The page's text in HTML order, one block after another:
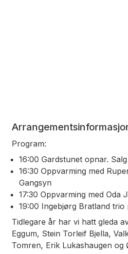
Program:
16:00 Gardstunet opnar.
16:30 Oppvarming med
Gangsyn
17:30 Oppvarming med Oda
19:00 Ingebjørg Bratland trio
Tidlegare år har vi hatt gleda
Eggum, Stein Torleif Bjella,
Tomren, Erik Lukashaugen og